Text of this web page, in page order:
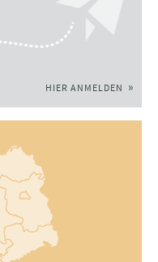
HIER ANMELDEN